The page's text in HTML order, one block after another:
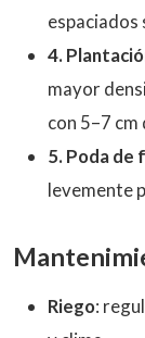
espaciados
4.
mayor
con 5–7
5. Poda de
levemente
Riego: